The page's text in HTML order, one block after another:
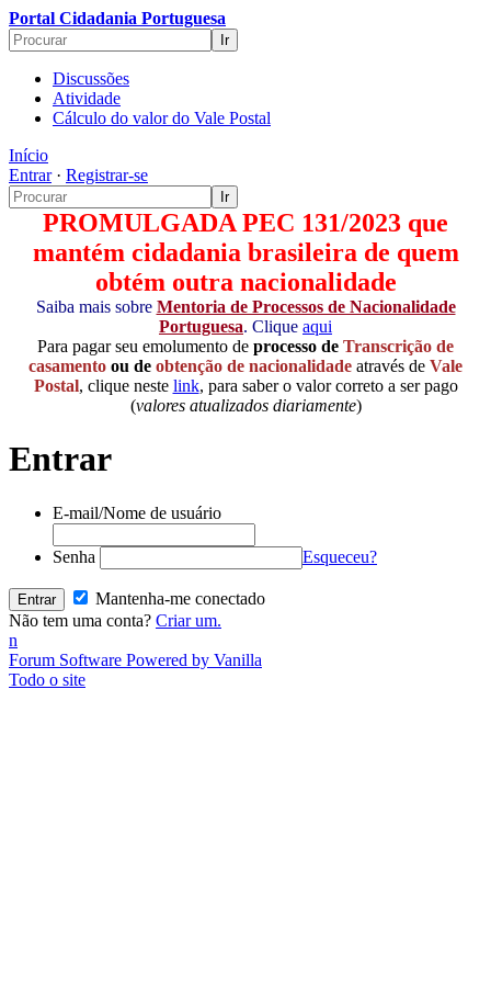
Portal Cidadania Portuguesa
Discussões
Atividade
Cálculo do valor do Vale Postal
Início
Entrar · Registrar-se
PROMULGADA PEC 131/2023 que
mantém cidadania brasileira de quem
obtém outra nacionalidade
Saiba mais sobre Mentoria de Processos de Nacionalidade
Portuguesa. Clique aqui
Para pagar seu emolumento de processo de Transcrição de
casamento ou de obtenção de nacionalidade através de Vale
Postal, clique neste link, para saber o valor correto a ser pago
(valores atualizados diariamente)
Entrar
E-mail/Nome de usuário
Senha Esqueceu?
Mantenha-me conectado
Não tem uma conta? Criar um.
n
Forum Software Powered by Vanilla
Todo o site